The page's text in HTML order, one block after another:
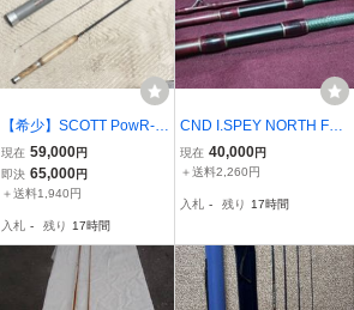
【希少】SCOTT PowR-P
LY 2ピース フライロッ
ド オールド
現在 59,000円
即決 65,000円
＋送料1,940円
入札 - 残り 17時間
CND I.SPEY NORTH FO
RK Specialist 13ft3in #6/
7/8
現在 40,000円
＋送料2,260円
入札 - 残り 17時間